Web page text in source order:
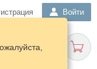
Войти